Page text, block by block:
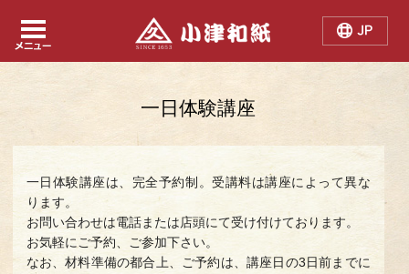
Japanese
English
Chinese
一日体験講座
一日体験講座は、完全予約制。受講料は講座によって異な
ります。
お問い合わせは電話または店頭にて受け付けております。
お気軽にご予約、ご参加下さい。
なお、材料準備の都合上、ご予約は、講座日の3日前までに